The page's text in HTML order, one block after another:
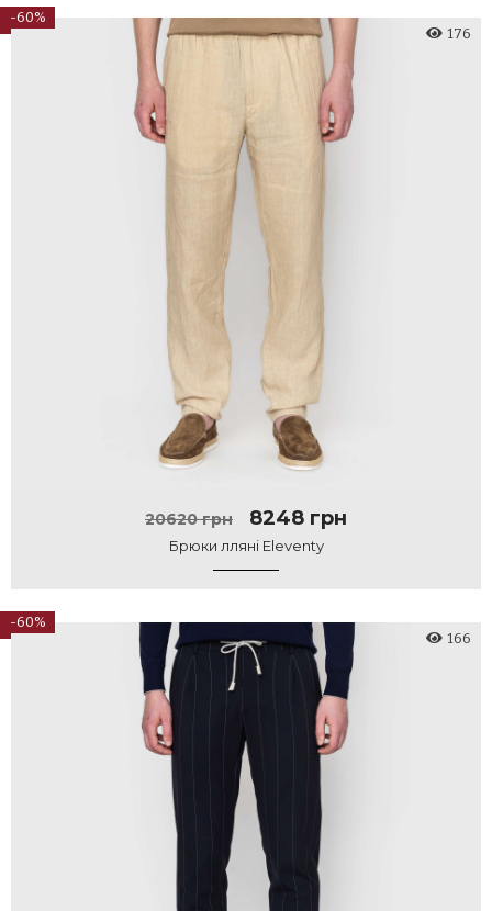
-60%
20620 грн 8248 грн
Брюки лляні Eleventy
176
-60%
166